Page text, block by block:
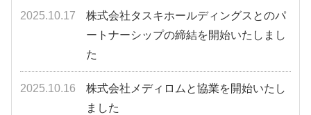
2025.10.17
株式会社タスキホールディングスとのパ
ートナーシップの締結を開始いたしまし
た
2025.10.16
株式会社メディロムと協業を開始いたし
ました